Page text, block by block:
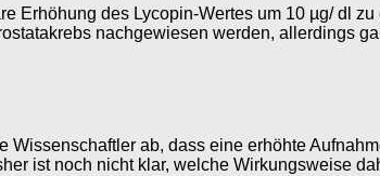
Erhöhung des Lycopin-Wertes um 10 µg/ dl
nachgewiesen werden, allerdings
ab, dass eine erhöhte
ist noch nicht klar, welche Wirkungsweise